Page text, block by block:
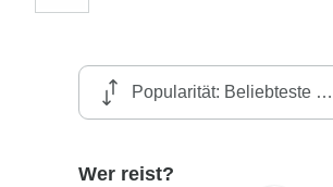
Wer reist?